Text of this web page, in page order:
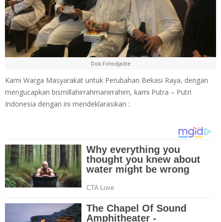
Dok.Fotodjadie
Kami Warga Masyarakat untuk Perubahan Bekasi Raya, dengan
mengucapkan bismillahirrahmanirrahim, kami Putra – Putri
Indonesia dengan ini mendeklarasikan :